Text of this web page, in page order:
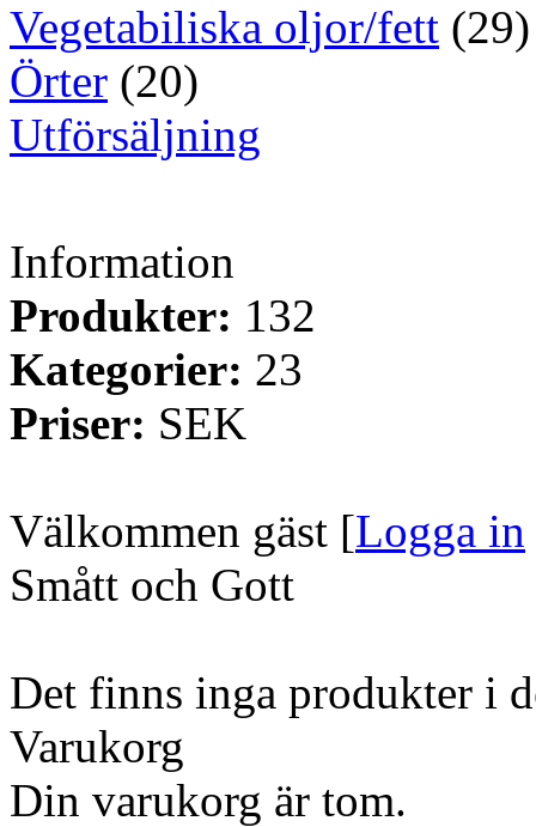
Vegetabiliska oljor/fett (29)
Örter (20)
Utförsäljning
Information
Produkter: 132
Kategorier: 23
Priser: SEK
Välkommen gäst [Logga in
Smått och Gott
Det finns inga produkter i
Varukorg
Din varukorg är tom.